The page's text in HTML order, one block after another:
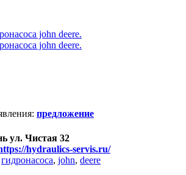
: предложение
ул. Чистая 32
hydraulics-servis.ru/
гидронасоса, john, deere